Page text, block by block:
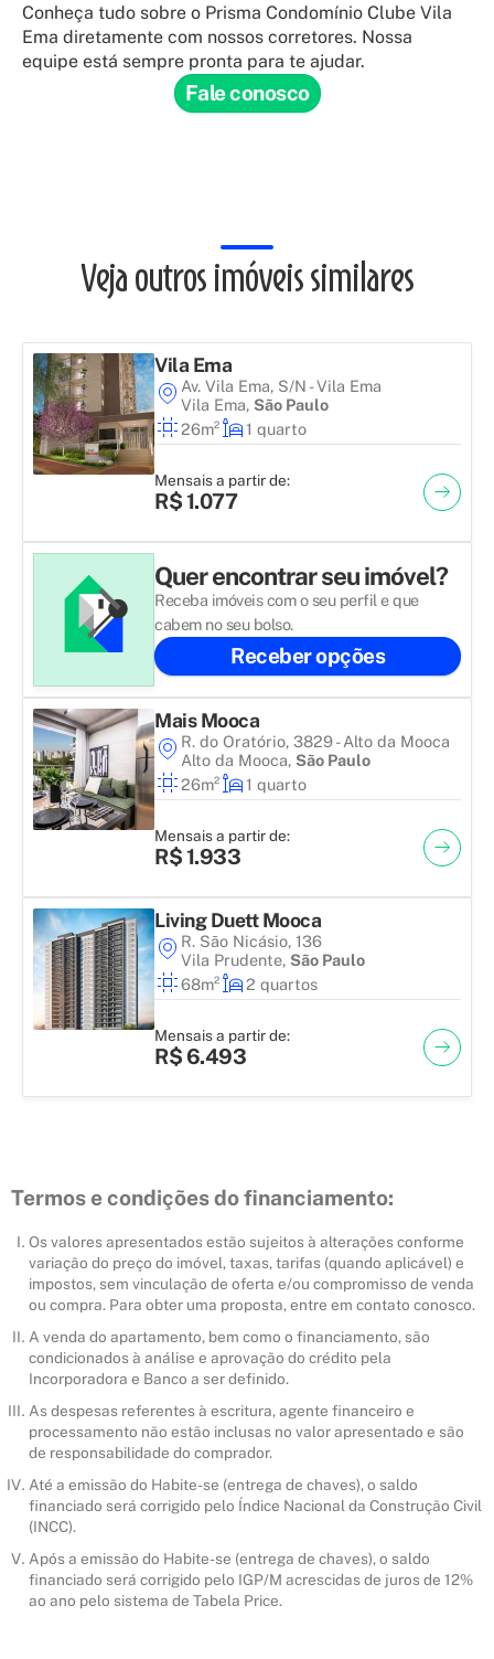
Conheça tudo sobre o Prisma Condomínio Clube Vila
Ema diretamente com nossos corretores. Nossa
equipe está sempre pronta para te ajudar.
Fale conosco
Veja outros imóveis similares
Vila Ema
Av. Vila Ema, S/N - Vila Ema
Vila Ema, São Paulo
26m²
1 quarto
Mensais a partir de:
R$ 1.077
Quer encontrar seu imóvel?
Receba imóveis com o seu perfil e que
cabem no seu bolso.
Receber opções
Mais Mooca
R. do Oratório, 3829 - Alto da Mooca
Alto da Mooca, São Paulo
26m²
1 quarto
Mensais a partir de:
R$ 1.933
Living Duett Mooca
R. São Nicásio, 136
Vila Prudente, São Paulo
68m²
2 quartos
Mensais a partir de:
R$ 6.493
Termos e condições do financiamento:
Os valores apresentados estão sujeitos à alterações conforme
variação do preço do imóvel, taxas, tarifas (quando aplicável) e
impostos, sem vinculação de oferta e/ou compromisso de venda
ou compra. Para obter uma proposta, entre em contato conosco.
A venda do apartamento, bem como o financiamento, são
condicionados à análise e aprovação do crédito pela
Incorporadora e Banco a ser definido.
As despesas referentes à escritura, agente financeiro e
processamento não estão inclusas no valor apresentado e são
de responsabilidade do comprador.
Até a emissão do Habite-se (entrega de chaves), o saldo
financiado será corrigido pelo Índice Nacional da Construção Civil
(INCC).
Após a emissão do Habite-se (entrega de chaves), o saldo
financiado será corrigido pelo IGP/M acrescidas de juros de 12%
ao ano pelo sistema de Tabela Price.